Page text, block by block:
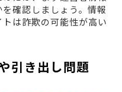
確認しましょう。情報
は詐欺の可能性が高い
引き出し問題